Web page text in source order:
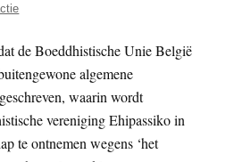
de Boeddhistische Unie België
algemene
waarin wordt
vereniging Ehipassiko in
te ontnemen wegens ‘het